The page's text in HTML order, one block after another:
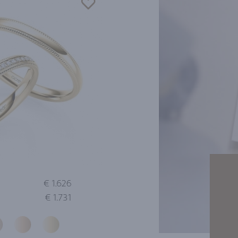
€ 1.626
€ 1.731